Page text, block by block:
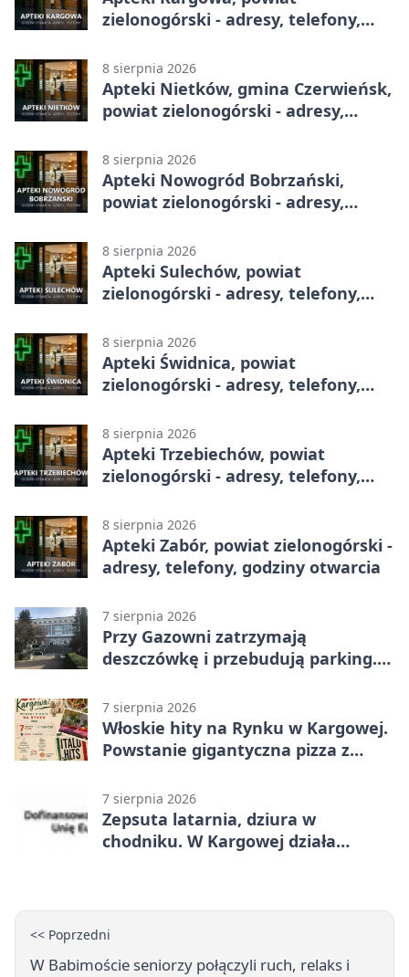
zielonogórski - adresy, telefony,
8 sierpnia 2026
Apteki Nietków, gmina Czerwieńsk,
powiat zielonogórski - adresy,
8 sierpnia 2026
Apteki Nowogród Bobrzański,
powiat zielonogórski - adresy,
8 sierpnia 2026
Apteki Sulechów, powiat
zielonogórski - adresy, telefony,
8 sierpnia 2026
Apteki Świdnica, powiat
zielonogórski - adresy, telefony,
8 sierpnia 2026
Apteki Trzebiechów, powiat
zielonogórski - adresy, telefony,
8 sierpnia 2026
Apteki Zabór, powiat zielonogórski -
adresy, telefony, godziny otwarcia
7 sierpnia 2026
Przy Gazowni zatrzymają
deszczówkę i przebudują parking.
7 sierpnia 2026
Włoskie hity na Rynku w Kargowej.
Powstanie gigantyczna pizza z
7 sierpnia 2026
Zepsuta latarnia, dziura w
chodniku. W Kargowej działa
<< Poprzedni
W Babimoście seniorzy połączyli ruch, relaks i